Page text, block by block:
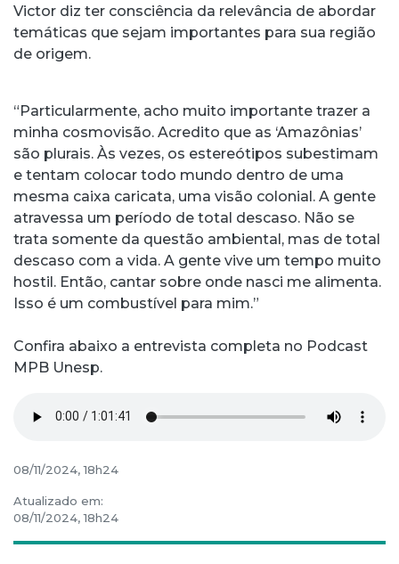
Victor diz ter consciência da relevância de abordar
temáticas que sejam importantes para sua região
de origem.
“Particularmente, acho muito importante trazer a
minha cosmovisão. Acredito que as ‘Amazônias’
são plurais. Às vezes, os estereótipos subestimam
e tentam colocar todo mundo dentro de uma
mesma caixa caricata, uma visão colonial. A gente
atravessa um período de total descaso. Não se
trata somente da questão ambiental, mas de total
descaso com a vida. A gente vive um tempo muito
hostil. Então, cantar sobre onde nasci me alimenta.
Isso é um combustível para mim.”
Confira abaixo a entrevista completa no Podcast
MPB Unesp.
08/11/2024, 18h24
Atualizado em:
08/11/2024, 18h24